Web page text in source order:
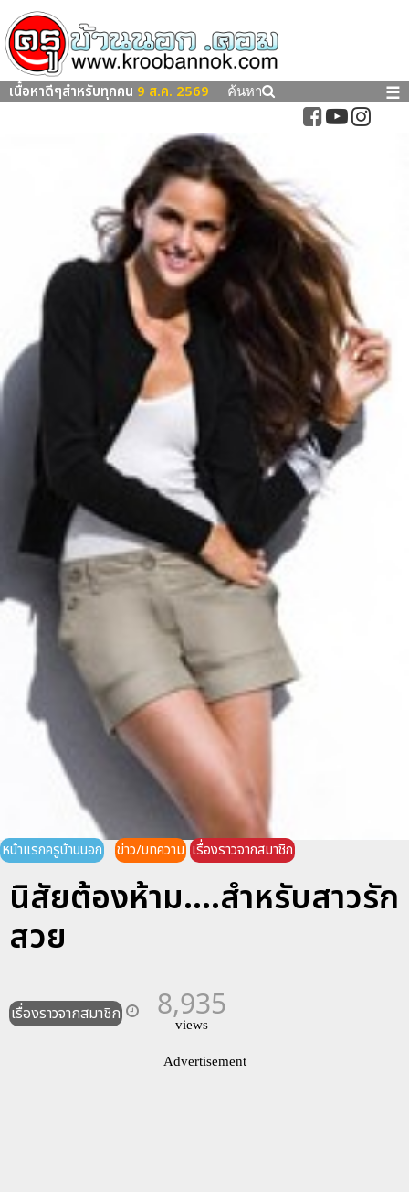
เนื้อหาดีๆสำหรับทุกคน 9 ส.ค. 2569 ค้นหา ☰
หน้าแรกครูบ้านนอก ข่าว/บทความ เรื่องราวจากสมาชิก
นิสัยต้องห้าม....สำหรับสาวรัก
สวย
เรื่องราวจากสมาชิก 8,935
views
Advertisement